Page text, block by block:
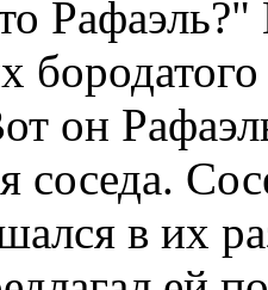
он
соседа.
в их